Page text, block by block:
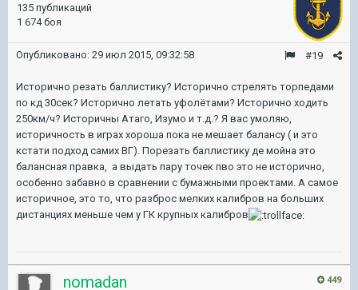
135 публикаций
1 674 боя
#19
Опубликовано: 29 июл 2015, 09:32:58
Исторично резать баллистику? Исторично стрелять торпедами
по кд 30сек? Исторично летать уфолётами? Исторично ходить
250км/ч? Историчны Атаго, Изумо и т.д.? Я вас умоляю,
историчность в играх хороша пока не мешает балансу ( и это
кстати подход самих ВГ). Порезать баллистику де мойна это
балансная правка, а выдать пару точек пво это не исторично,
особенно забавно в сравнении с бумажными проектами. А самое
историчное, это то, что разброс мелких калибров на больших
дистанциях меньше чем у ГК крупных калибров
449
nomadan